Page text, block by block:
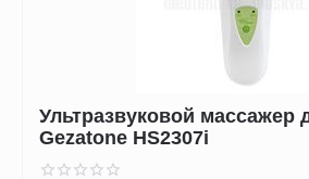
Ультразвуковой массажер
Gezatone HS2307i